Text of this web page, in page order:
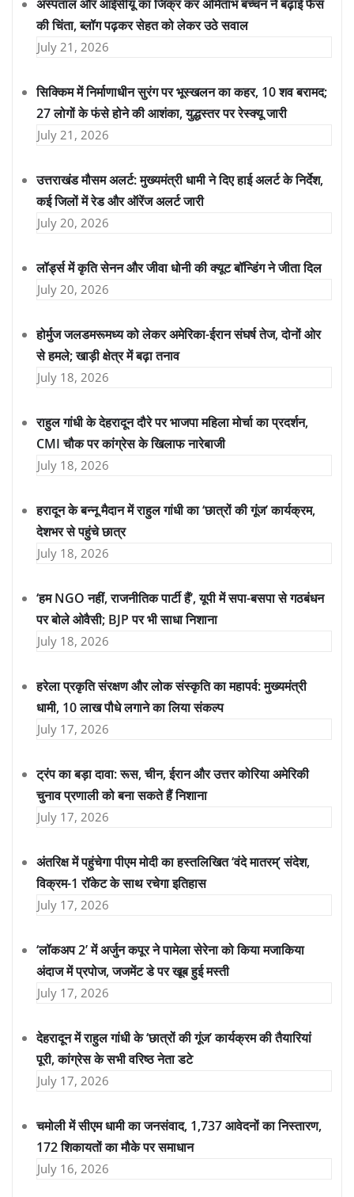
अस्पताल और आईसीयू का जिक्र कर अमिताभ बच्चन ने बढ़ाई फैंस
की चिंता, ब्लॉग पढ़कर सेहत को लेकर उठे सवाल
July 21, 2026
सिक्किम में निर्माणाधीन सुरंग पर भूस्खलन का कहर, 10 शव बरामद;
27 लोगों के फंसे होने की आशंका, युद्धस्तर पर रेस्क्यू जारी
July 21, 2026
उत्तराखंड मौसम अलर्ट: मुख्यमंत्री धामी ने दिए हाई अलर्ट के निर्देश,
कई जिलों में रेड और ऑरेंज अलर्ट जारी
July 20, 2026
लॉर्ड्स में कृति सेनन और जीवा धोनी की क्यूट बॉन्डिंग ने जीता दिल
July 20, 2026
होर्मुज जलडमरूमध्य को लेकर अमेरिका-ईरान संघर्ष तेज, दोनों ओर
से हमले; खाड़ी क्षेत्र में बढ़ा तनाव
July 18, 2026
राहुल गांधी के देहरादून दौरे पर भाजपा महिला मोर्चा का प्रदर्शन,
CMI चौक पर कांग्रेस के खिलाफ नारेबाजी
July 18, 2026
हरादून के बन्नू मैदान में राहुल गांधी का ‘छात्रों की गूंज’ कार्यक्रम,
देशभर से पहुंचे छात्र
July 18, 2026
‘हम NGO नहीं, राजनीतिक पार्टी हैं’, यूपी में सपा-बसपा से गठबंधन
पर बोले ओवैसी; BJP पर भी साधा निशाना
July 18, 2026
हरेला प्रकृति संरक्षण और लोक संस्कृति का महापर्व: मुख्यमंत्री
धामी, 10 लाख पौधे लगाने का लिया संकल्प
July 17, 2026
ट्रंप का बड़ा दावा: रूस, चीन, ईरान और उत्तर कोरिया अमेरिकी
चुनाव प्रणाली को बना सकते हैं निशाना
July 17, 2026
अंतरिक्ष में पहुंचेगा पीएम मोदी का हस्तलिखित ‘वंदे मातरम्’ संदेश,
विक्रम-1 रॉकेट के साथ रचेगा इतिहास
July 17, 2026
‘लॉकअप 2’ में अर्जुन कपूर ने पामेला सेरेना को किया मजाकिया
अंदाज में प्रपोज, जजमेंट डे पर खूब हुई मस्ती
July 17, 2026
देहरादून में राहुल गांधी के ‘छात्रों की गूंज’ कार्यक्रम की तैयारियां
पूरी, कांग्रेस के सभी वरिष्ठ नेता डटे
July 17, 2026
चमोली में सीएम धामी का जनसंवाद, 1,737 आवेदनों का निस्तारण,
172 शिकायतों का मौके पर समाधान
July 16, 2026